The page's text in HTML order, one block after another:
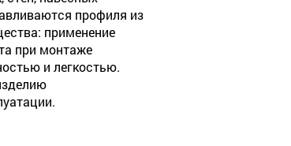
профиля из
применение
при монтаже
и легкостью.